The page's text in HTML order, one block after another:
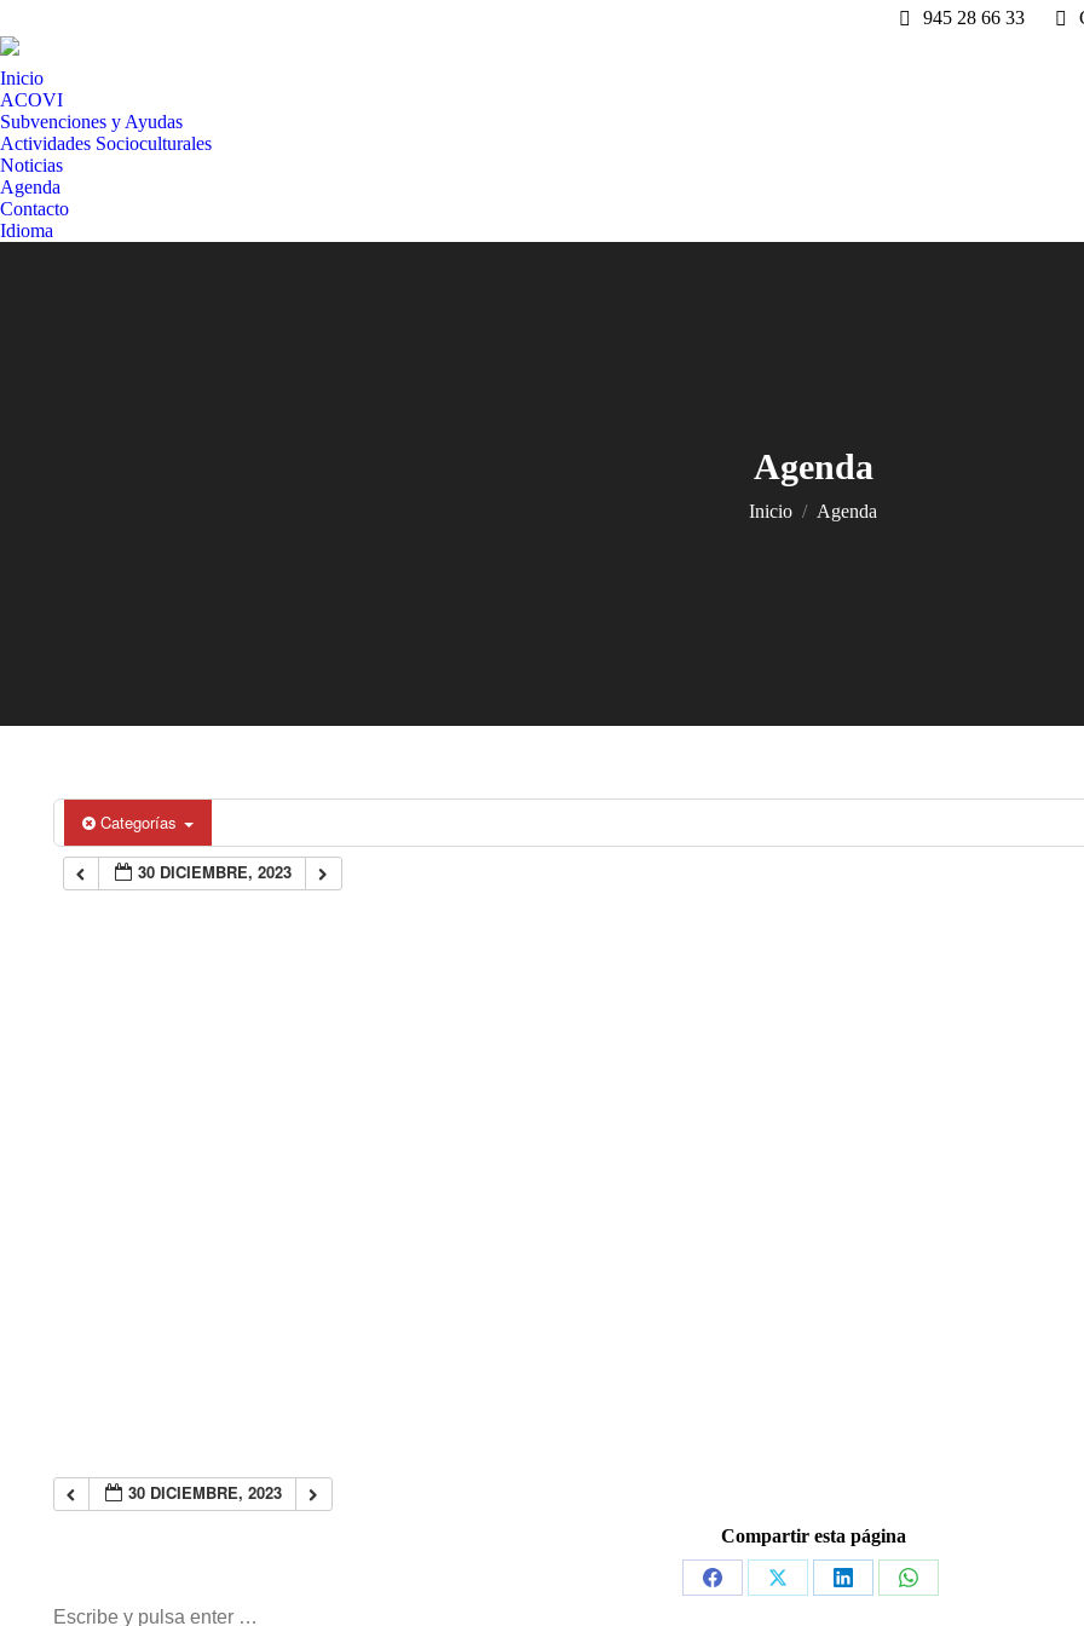
945 28 66 33
Inicio
ACOVI
Subvenciones y Ayudas
Actividades Socioculturales
Noticias
Agenda
Contacto
Idioma
Agenda
Estás aquí:
Inicio
Agenda
Categorías
30 DICIEMBRE, 2023
30 DICIEMBRE, 2023
Compartir esta página
Share
Share
Share
Share
Buscar: